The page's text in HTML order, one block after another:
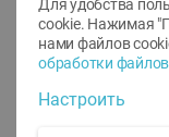
Для удобства
cookie. Нажимая
нами файлов
обработки
Настроить